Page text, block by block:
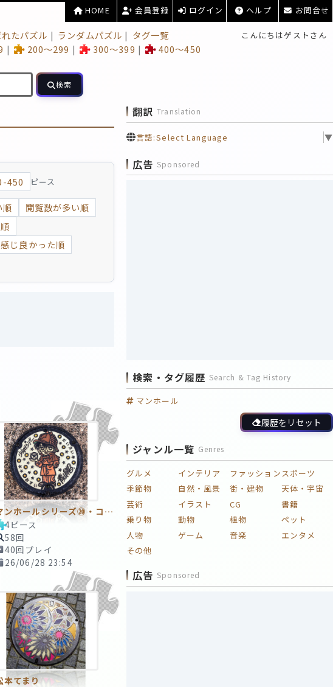
検索
HOME 会員登録 ログイン ヘルプ お問合せ
こんにちはゲストさん
たパズル ランダムパズル
タグ一覧
200～299 300～399
400～450
450 ピース
順
閲覧数が多い順
じ良かった順
マンホールシリーズ⑳・コナン_マンホール２
4ピース
58回
40回プレイ
26/06/28 23:54
本てまり
翻訳 Translation
言語:Select Language ▼
広告 Sponsored
検索・タグ履歴 Search & Tag History
マンホール
履歴をリセット
ジャンル一覧 Genres
グルメ インテリア ファッションスポーツ
季節物
自然・風景 街・建物
天体・宇宙
芸術
イラスト CG
書籍
乗り物
動物 植物
ペット
人物
ゲーム 音楽
エンタメ
その他
広告 Sponsored